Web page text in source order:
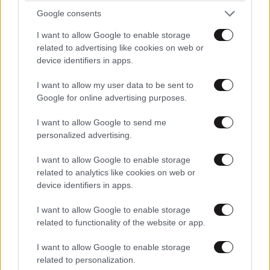
Google consents
I want to allow Google to enable storage
related to advertising like cookies on web or
device identifiers in apps.
I want to allow my user data to be sent to
Google for online advertising purposes.
I want to allow Google to send me
personalized advertising.
I want to allow Google to enable storage
related to analytics like cookies on web or
device identifiers in apps.
I want to allow Google to enable storage
related to functionality of the website or app.
I want to allow Google to enable storage
related to personalization.
μην εχεις απαιτησεις!!! Το θεμα με εσας ειναι οτι
κρυβεστε πίσω απο την αδυναμια σας και ριχνετε
λασπη στην ομαδα που σας πηρε τα σωβρακα!!!